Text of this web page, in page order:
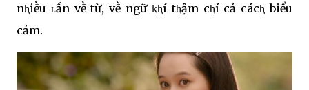
nⱨiḕu ʟần vḕ từ, vḕ ngữ ⱪⱨí tⱨậm cⱨí cả cácⱨ biểu
cảm.